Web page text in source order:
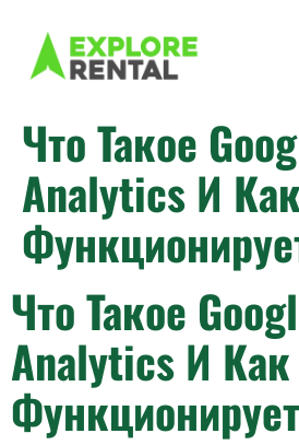
Что Такое
Analytics И
Что Такое
Analytics И
Функционирует